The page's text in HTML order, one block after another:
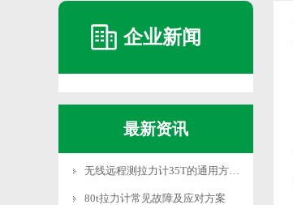
企业新闻
最新资讯
无线远程测拉力计35T的通用方法和系统设置
80t拉力计常见故障及应对方案